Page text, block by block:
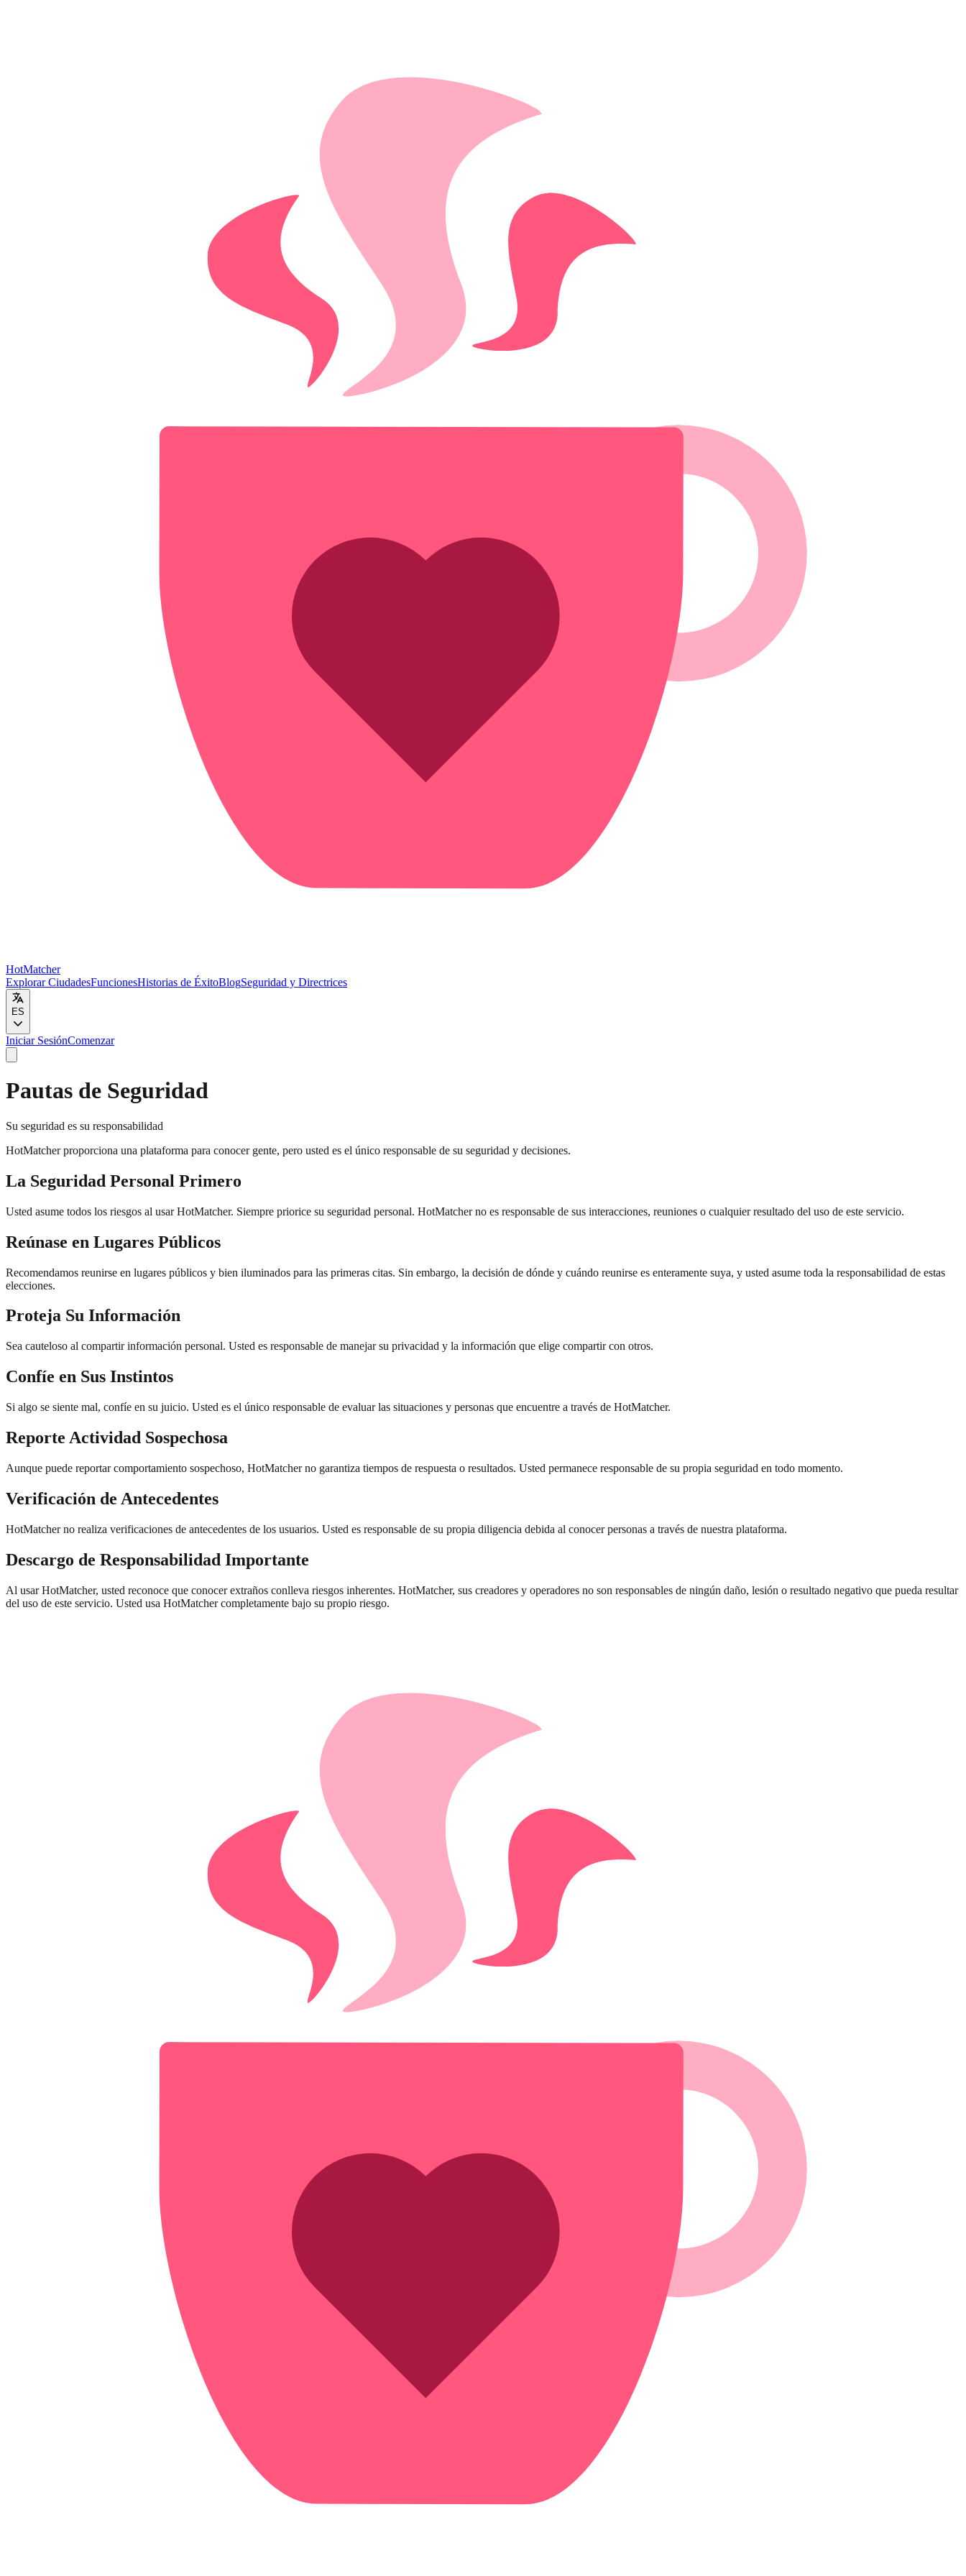
HotMatcher
Explorar CiudadesFuncionesHistorias de ÉxitoBlogSeguridad y Directrices
ES
Iniciar SesiónComenzar
Pautas de Seguridad
Su seguridad es su responsabilidad
HotMatcher proporciona una plataforma para conocer gente, pero usted es el único responsable de su seguridad y decisiones.
La Seguridad Personal Primero
Usted asume todos los riesgos al usar HotMatcher. Siempre priorice su seguridad personal. HotMatcher no es responsable de sus interacciones, reuniones o cualquier resultado del uso de este servicio.
Reúnase en Lugares Públicos
Recomendamos reunirse en lugares públicos y bien iluminados para las primeras citas. Sin embargo, la decisión de dónde y cuándo reunirse es enteramente suya, y usted asume toda la responsabilidad de estas
elecciones.
Proteja Su Información
Sea cauteloso al compartir información personal. Usted es responsable de manejar su privacidad y la información que elige compartir con otros.
Confíe en Sus Instintos
Si algo se siente mal, confíe en su juicio. Usted es el único responsable de evaluar las situaciones y personas que encuentre a través de HotMatcher.
Reporte Actividad Sospechosa
Aunque puede reportar comportamiento sospechoso, HotMatcher no garantiza tiempos de respuesta o resultados. Usted permanece responsable de su propia seguridad en todo momento.
Verificación de Antecedentes
HotMatcher no realiza verificaciones de antecedentes de los usuarios. Usted es responsable de su propia diligencia debida al conocer personas a través de nuestra plataforma.
Descargo de Responsabilidad Importante
Al usar HotMatcher, usted reconoce que conocer extraños conlleva riesgos inherentes. HotMatcher, sus creadores y operadores no son responsables de ningún daño, lesión o resultado negativo que pueda resultar
del uso de este servicio. Usted usa HotMatcher completamente bajo su propio riesgo.